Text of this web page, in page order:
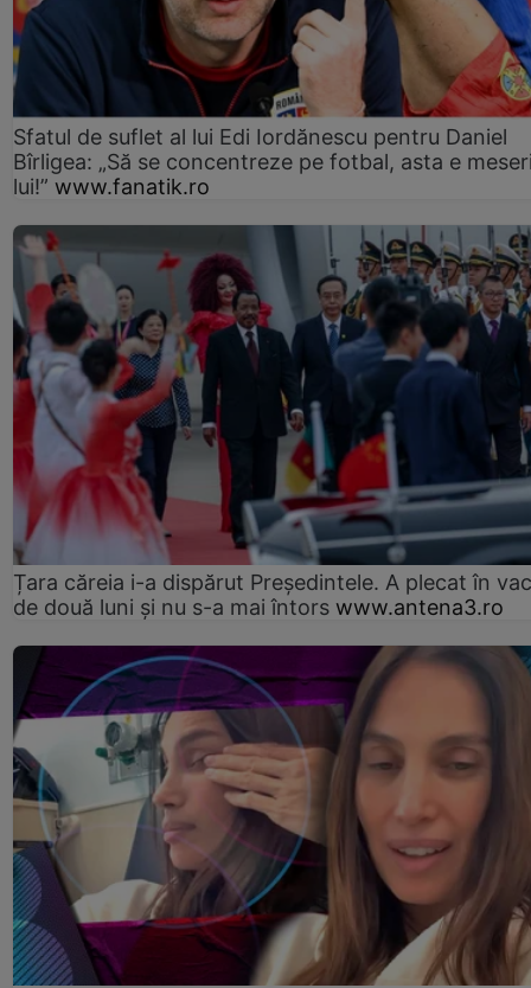
Sfatul de suflet al lui Edi Iordănescu pentru Daniel
Bîrligea: „Să se concentreze pe fotbal, asta e
lui!” www.fanatik.ro
Țara căreia i-a dispărut Președintele. A plecat în
de două luni și nu s-a mai întors www.antena3.ro